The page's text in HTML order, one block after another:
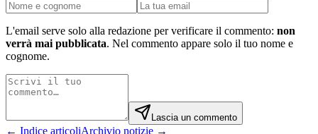
L'email serve solo alla redazione per verificare il commento: non
verrà mai pubblicata. Nel commento appare solo il tuo nome e
cognome.
Lascia un commento
← Indice articoliArchivio notizie →